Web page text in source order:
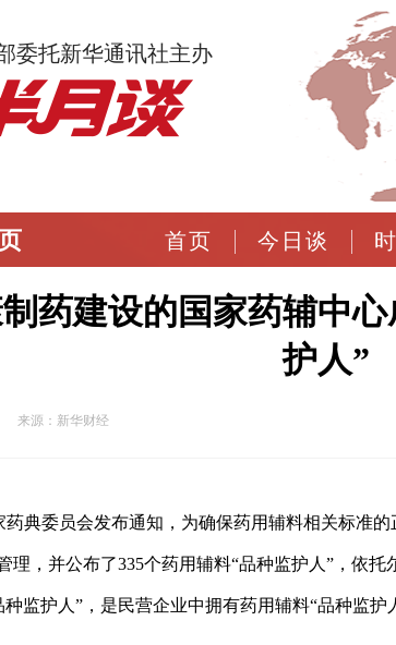
委托新华通讯社主办
首页 今日谈
药建设的国家药辅中
护人”
来源：新华财经
药典委员会发布通知，为确保药用辅料相关标准
理，并公布了335个药用辅料“品种监护人”，依
监护人”，是民营企业中拥有药用辅料“品种监护